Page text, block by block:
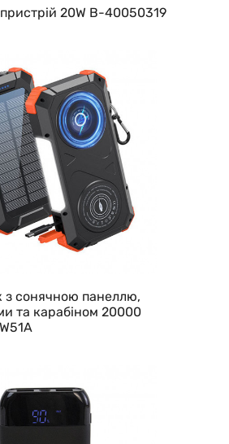
20W B-40050319
з сонячною панеллю,
та карабіном 20000